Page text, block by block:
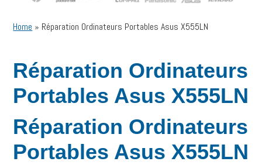
Home » Réparation Ordinateurs Portables Asus X555LN
Réparation Ordinateurs
Portables Asus X555LN
Réparation Ordinateurs
Portables Asus X555LN